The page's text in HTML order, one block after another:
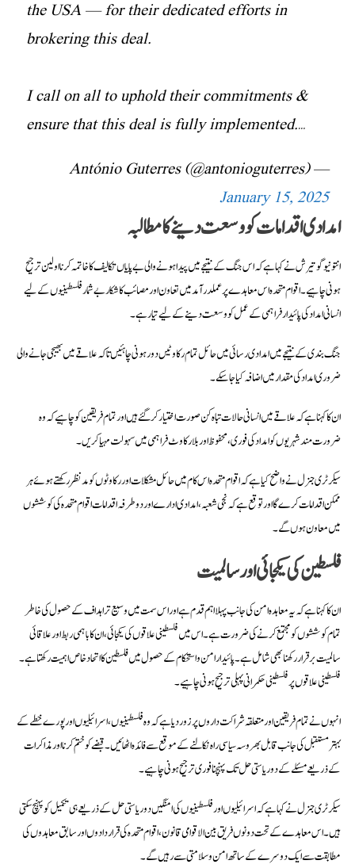
the USA — for their dedicated efforts in
brokering this deal.
I call on all to uphold their commitments &
ensure that this deal is fully implemented.…
— António Guterres (@antonioguterres)
January 15, 2025
امدادی اقدامات کو وسعت دینے کا مطالبہ
انتونیو گوتیرش نے کہا ہے کہ اس جنگ کے نتیجے میں پیدا ہونے والی بے پایاں تکالیف کا خاتمہ کرنا اولین ترجیح
ہونی چاہیے۔ اقوام متحدہ اس معاہدے پر عملدرآمد میں تعاون اور مصائب کا شکار بے شمار فلسطینیوں کے لیے
انسانی امداد کی پائیدار فراہمی کے عمل کو وسعت دینے کے لیے تیار ہے۔
جنگ بندی کے نتیجے میں امدادی رسائی میں حائل تمام رکاوٹیں دور ہونی چاہئیں تاکہ علاقے میں بھیجی جانے والی
ضروری امداد کی مقدار میں اضافہ کیا جا سکے۔
ان کا کہنا ہے کہ علاقے میں انسانی حالات تباہ کن صورت اختیار کر گئے ہیں اور تمام فریقین کو چاہیے کہ وہ
ضرورت مند شہریوں کو امداد کی فوری، محفوظ اور بلارکاوٹ فراہمی میں سہولت مہیا کریں۔
سیکرٹری جنرل نے واضح کیا ہے کہ اقوام متحدہ اس کام میں حائل مشکلات اور رکاوٹوں کو مدنظر رکھتے ہوئے ہر
ممکن اقدامات کرے گا اور توقع ہےکہ نجی شعبہ، امدادی ادارے اور دوطرفہ اقدامات اقوام متحدہ کی کوششوں
میں معاون ہوں گے۔
فلسطین کی یکجائی اور سالمیت
ان کا کہنا ہے کہ یہ معاہدہ امن کی جانب پہلا اہم قدم ہے اور اس سمت میں وسیع تر اہداف کے حصول کی خاطر
تمام کوششوں کو مجتمع کرنے کی ضرورت ہے۔ اس میں فلسطینی علاقوں کی یکجائی، ان کا باہمی ربط اور علاقائی
سالمیت برقرار رکھنا بھی شامل ہے۔ پائیدار امن و استحکام کے حصول میں فلسطین کا اتحاد خاص اہمیت رکھتا ہے۔
فلسطینی علاقوں پر فلسطینی حکمرانی پہلی ترجیح ہونی چاہیے۔
انہوں نے تمام فریقین اور متعلقہ شراکت داروں پر زور دیا ہے کہ وہ فلسطینیوں، اسرائیلیوں اور پورے خطے کے
بہتر مستقبل کی جانب قابل بھروسہ سیاسی راہ نکالنے کے موقع سے فائدہ اٹھائیں۔ قبضے کو ختم کرنا اور مذاکرات
کے ذریعے مسئلے کے دو ریاستی حل تک پہنچنا فوری ترجیح ہونی چاہیے۔
سیکرٹری جنرل نے کہا ہے کہ اسرائیلیوں اور فلسطینیوں کی امنگیں دو ریاستی حل کے ذریعے ہی تکمیل کو پہنچ سکتی
ہیں۔ اس معاہدے کے تحت دونوں فریق بین الاقوامی قانون، اقوام متحدہ کی قراردادوں اور سابق معاہدوں کی
مطابقت سے ایک دوسرے کے ساتھ امن و سلامتی سے رہیں گے۔